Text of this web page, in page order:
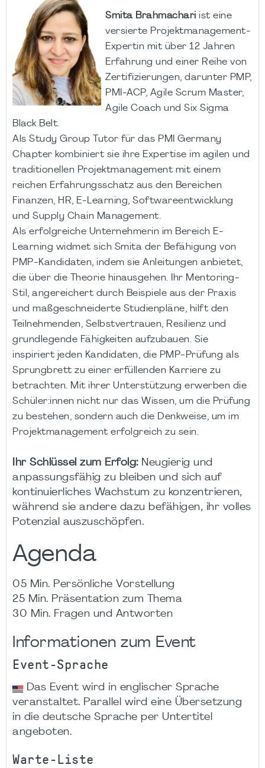
Smita Brahmachari ist eine
versierte Projektmanagement-
Expertin mit über 12 Jahren
Erfahrung und einer Reihe von
Zertifizierungen, darunter PMP,
PMI-ACP, Agile Scrum Master,
Agile Coach und Six Sigma
Black Belt.
Als Study Group Tutor für das PMI Germany
Chapter kombiniert sie ihre Expertise im agilen und
traditionellen Projektmanagement mit einem
reichen Erfahrungsschatz aus den Bereichen
Finanzen, HR, E-Learning, Softwareentwicklung
und Supply Chain Management.
Als erfolgreiche Unternehmerin im Bereich E-
Learning widmet sich Smita der Befähigung von
PMP-Kandidaten, indem sie Anleitungen anbietet,
die über die Theorie hinausgehen. Ihr Mentoring-
Stil, angereichert durch Beispiele aus der Praxis
und maßgeschneiderte Studienpläne, hilft den
Teilnehmenden, Selbstvertrauen, Resilienz und
grundlegende Fähigkeiten aufzubauen. Sie
inspiriert jeden Kandidaten, die PMP-Prüfung als
Sprungbrett zu einer erfüllenden Karriere zu
betrachten. Mit ihrer Unterstützung erwerben die
Schüler:innen nicht nur das Wissen, um die Prüfung
zu bestehen, sondern auch die Denkweise, um im
Projektmanagement erfolgreich zu sein.
Ihr Schlüssel zum Erfolg:Neugierig und
anpassungsfähig zu bleiben und sich auf
kontinuierliches Wachstum zu konzentrieren,
während sie andere dazu befähigen, ihr volles
Potenzial auszuschöpfen.
Agenda
05 Min. Persönliche Vorstellung
25 Min. Präsentation zum Thema
30 Min. Fragen und Antworten
Informationen zum Event
Event-Sprache
Das Event wird in englischer Sprache
veranstaltet. Parallel wird eine Übersetzung
in die deutsche Sprache per Untertitel
angeboten.
Warte-Liste